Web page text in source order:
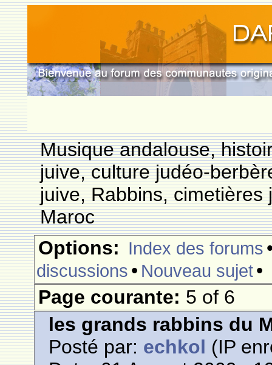
Musique andalouse,
juive, culture judéo-
juive, Rabbins,
Maroc
Options: Index des forums
discussions • Nouveau sujet•
Page courante: 5 of 6
les grands rabbins du
Posté par: echkol (IP